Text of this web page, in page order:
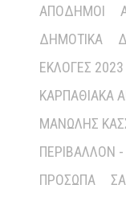
ΑΠΌΔΗΜΟΙ
ΔΗΜΟΤΙΚΆ
ΕΚΛΟΓΈΣ 2023
ΚΑΡΠΑΘΙΑΚΆ
ΜΑΝΏΛΗΣ
ΠΕΡΙΒΆΛΛΟΝ -
ΠΡΌΣΩΠΑ